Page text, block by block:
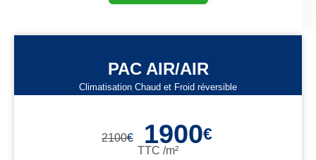
PAC AIR/AIR
Climatisation Chaud et Froid réversible
2100€ 1900€
TTC /m²